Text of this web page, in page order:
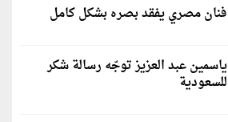
فنان مصري يفقد بصره بشكل كامل
ياسمين عبد العزيز توجّه رسالة شكر
للسعودية